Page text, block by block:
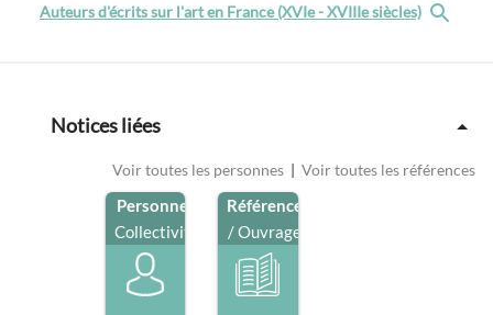
Auteurs d'écrits sur l'art en France (XVIe - XVIIIe siècles)
Notices liées
Voir toutes les personnes | Voir toutes les références
Personne
Collectivité
Référence
/ Ouvrage